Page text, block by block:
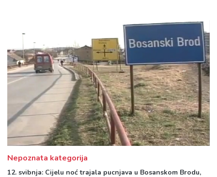
Nepoznata kategorija
12. svibnja: Cijelu noć trajala pucnjava u Bosanskom Brodu,